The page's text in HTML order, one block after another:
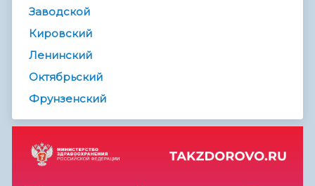
Заводской
Кировский
Ленинский
Октябрьский
Фрунзенский